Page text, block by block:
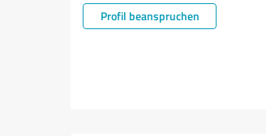
Profil beanspruchen